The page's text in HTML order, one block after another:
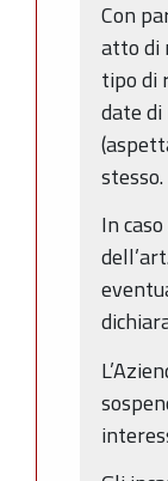
Con
atto di
tipo di
date
stesso.
In